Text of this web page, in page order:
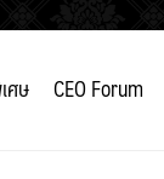
ศษ CEO Forum